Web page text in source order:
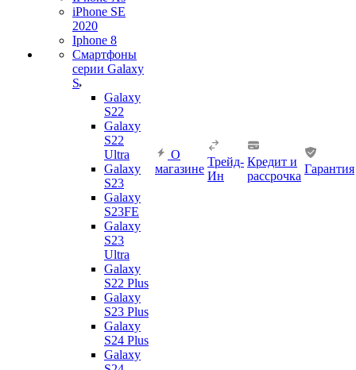
iPhone SE
2020
Iphone 8
Смартфоны
серии Galaxy
S
Galaxy
S22
Galaxy
S22
Ultra
Galaxy
S23
Galaxy
S23FE
Galaxy
S23
Ultra
Galaxy
S22 Plus
Galaxy
S23 Plus
Galaxy
S24 Plus
Galaxy
О
магазине
Трейд-
Ин
Кредит и
рассрочка
Гарантия